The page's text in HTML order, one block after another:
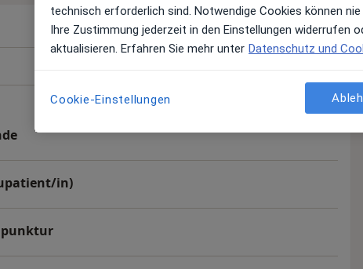
in)
technisch erforderlich sind. Notwendige Cookies können
Ihre Zustimmung jederzeit in den Einstellungen widerrufen
aktualisieren. Erfahren Sie mehr unter Datenschutz und
Cookie-Einstellungen